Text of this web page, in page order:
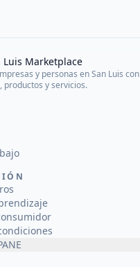
Luis Marketplace
y personas en San Luis con
productos y servicios.